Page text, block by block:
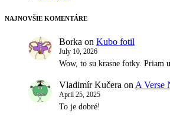
NAJNOVŠIE KOMENTÁRE
Borka on Kubo fotil
July 10, 2026
Wow, to su krasne fotky. Priam
Vladimír Kučera on A Verse
April 25, 2025
To je dobré!